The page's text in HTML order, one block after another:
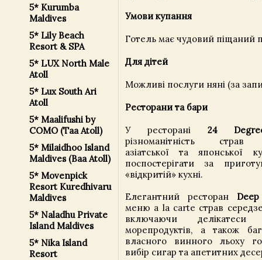
5* Kurumba
Maldives
5* Lily Beach
Resort & SPA
5* LUX North Male
Atoll
5* Lux South Ari
Atoll
5* Maalifushi by
COMO (Taa Atoll)
5* Milaidhoo Island
Maldives (Baa Atoll)
5* Movenpick
Resort Kuredhivaru
Maldives
5* Naladhu Private
Island Maldives
5* Nika Island
Resort
Умови купання
Готель має чудовий піщаний
Для дітей
Можливі послуги няні (за
Ресторани та бари
У ресторані 24
різноманітність страв
азіатської та японської
поспостерігати за
«відкритій» кухні.
Елегантний ресторан
меню a la carte страв
включаючи
морепродуктів, а також
власного винного льоху
вибір сигар та апетитних